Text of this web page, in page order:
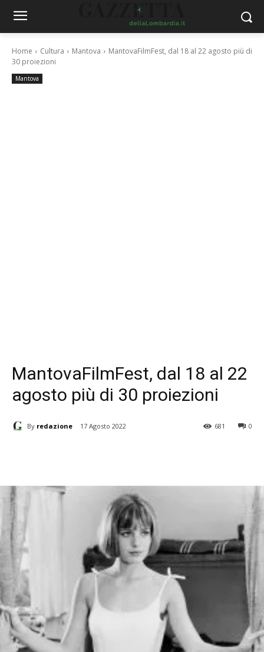
Home Cultura Mantova
MantovaFilmFest, dal 18 al 22 agosto più di
30 proiezioni
Mantova
MantovaFilmFest, dal 18 al 22
agosto più di 30 proiezioni
By redazione 17 Agosto 2022 0
681